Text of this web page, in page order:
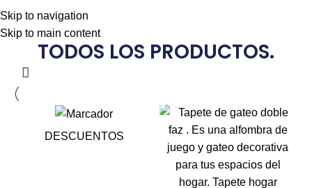
Skip to navigation
Skip to main content
“Tu bebé merece un espacio
TODOS LOS PRODUCTOS.
DESCUENTOS